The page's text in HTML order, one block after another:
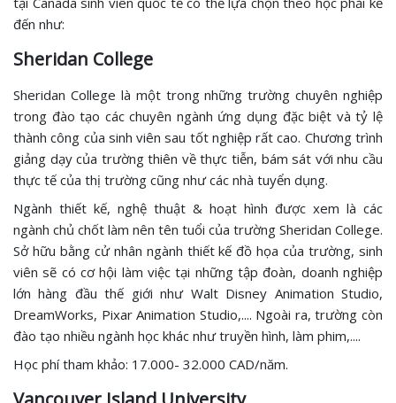
đến như:
Sheridan College
Sheridan College là một trong những trường chuyên nghiệp
trong đào tạo các chuyên ngành ứng dụng đặc biệt và tỷ lệ
thành công của sinh viên sau tốt nghiệp rất cao. Chương trình
giảng dạy của trường thiên về thực tiễn, bám sát với nhu cầu
thực tế của thị trường cũng như các nhà tuyển dụng.
Ngành thiết kế, nghệ thuật & hoạt hình được xem là các
ngành chủ chốt làm nên tên tuổi của trường Sheridan College.
Sở hữu bằng cử nhân ngành thiết kế đồ họa của trường, sinh
viên sẽ có cơ hội làm việc tại những tập đoàn, doanh nghiệp
lớn hàng đầu thế giới như Walt Disney Animation Studio,
DreamWorks, Pixar Animation Studio,.... Ngoài ra, trường còn
đào tạo nhiều ngành học khác như truyền hình, làm phim,....
Học phí tham khảo: 17.000- 32.000 CAD/năm.